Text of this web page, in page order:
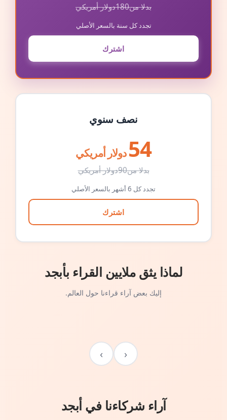
بدلا من180دولار أمريكي
تجدد كل سنة بالسعر الأصلي
اشترك
نصف سنوي
54 دولار أمريكي
بدلا من90دولار أمريكي
تجدد كل 6 أشهر بالسعر الأصلي
اشترك
لماذا يثق ملايين القراء بأبجد
إليك بعض آراء قراءنا حول العالم.
‹
›
آراء شركاءنا في أبجد